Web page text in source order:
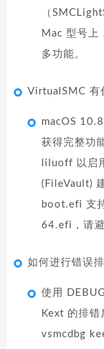
（
Mac 型号上
多功能。
VirtualSMC 有
macOS
获得完整功
liluoff 以启
(FileVault)
boot.efi 支
64.efi，请避
如何进行错误排
使用
Kext 的排错
vsmcdbg